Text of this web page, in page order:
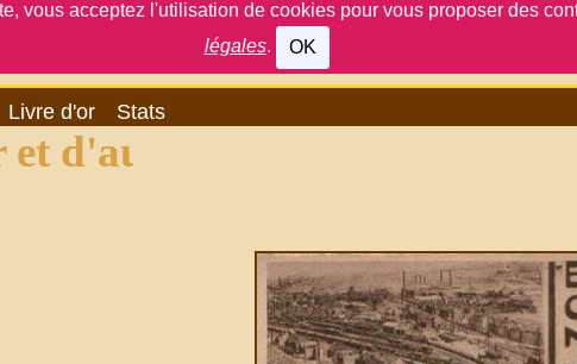
vous acceptez l'utilisation de cookies pour vous proposer des
légales. OK
Livre d'or Stats
d'aujourd'hui